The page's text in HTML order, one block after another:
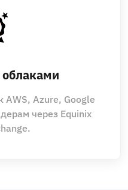
облаками
Azure, Google
через Equinix